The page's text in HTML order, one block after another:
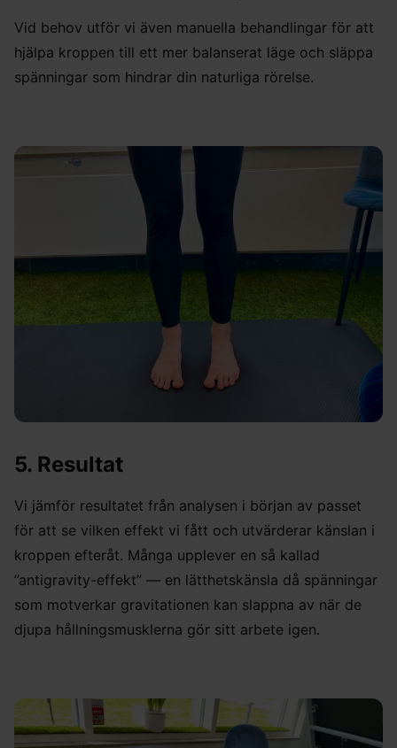
Vid behov utför vi även manuella behandlingar för att
hjälpa kroppen till ett mer balanserat läge och släppa
spänningar som hindrar din naturliga rörelse.
5. Resultat
Vi jämför resultatet från analysen i början av passet
för att se vilken effekt vi fått och utvärderar känslan i
kroppen efteråt. Många upplever en så kallad
”antigravity-effekt” — en lätthetskänsla då spänningar
som motverkar gravitationen kan slappna av när de
djupa hållningsmusklerna gör sitt arbete igen.